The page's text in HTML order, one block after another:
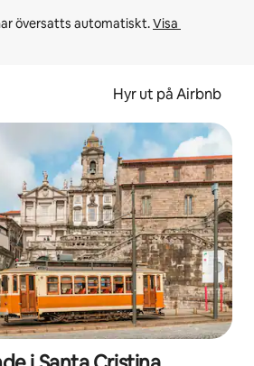
översatts automatiskt. Visa
Hyr ut på Airbnb